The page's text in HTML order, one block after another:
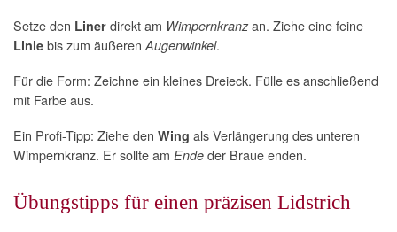
Setze den Liner direkt am Wimpernkranzan. Ziehe eine feine
Linie bis zum äußeren Augenwinkel.
Für die Form: Zeichne ein kleines Dreieck. Fülle es anschließend
mit Farbe aus.
Ein Profi-Tipp: Ziehe den Wing als Verlängerung des unteren
Wimpernkranz. Er sollte am Ende der Braue enden.
Übungstipps für einen präzisen Lidstrich